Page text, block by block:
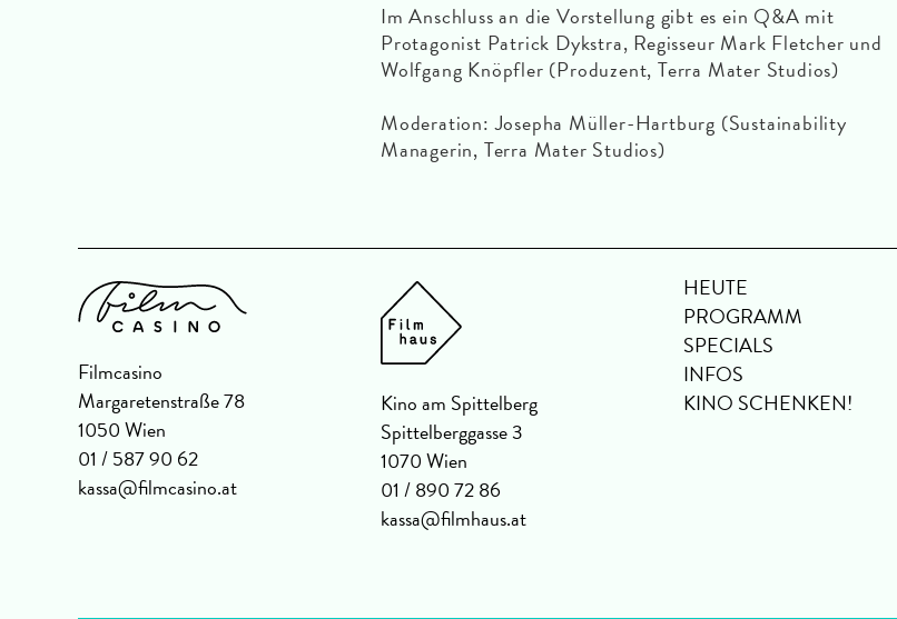
Im Anschluss an die Vorstellung gibt es ein Q&A mit
Protagonist Patrick Dykstra, Regisseur Mark Fletcher und
Wolfgang Knöpfler (Produzent, Terra Mater Studios)
Moderation: Josepha Müller-Hartburg (Sustainability
Managerin, Terra Mater Studios)
Filmcasino
Margaretenstraße 78
1050 Wien
01 / 587 90 62
kassa@filmcasino.at
Kino am Spittelberg
Spittelberggasse 3
1070 Wien
01 / 890 72 86
kassa@filmhaus.at
HEUTE
PROGRAMM
SPECIALS
INFOS
KINO SCHENKEN!